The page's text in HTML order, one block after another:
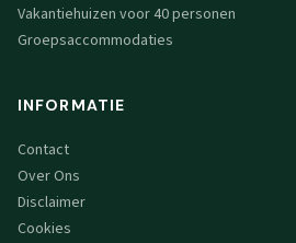
Vakantiehuizen voor 40 personen
Groepsaccommodaties
INFORMATIE
Contact
Over Ons
Disclaimer
Cookies